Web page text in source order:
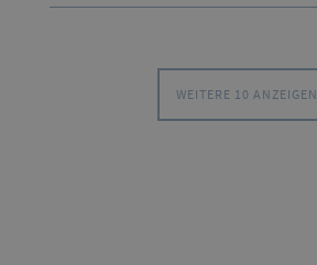
WEITERE 10 ANZEIGEN